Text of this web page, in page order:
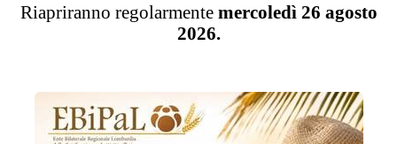
Riapriranno regolarmente mercoledì 26 agosto
2026.